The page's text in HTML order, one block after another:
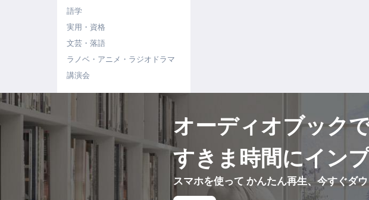
語学
実用・資格
文芸・落語
ラノベ・アニメ・ラジオドラマ
講演会
オーディオブック
すきま時間にイン
スマホを使って かんたん再生、今すぐダ